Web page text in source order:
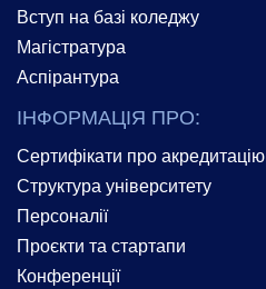
Вступ на базі коледжу
Магістратура
Аспірантура
ІНФОРМАЦІЯ ПРО:
Сертифікати про акредитацію
Структура університету
Персоналії
Проєкти та стартапи
Конференції